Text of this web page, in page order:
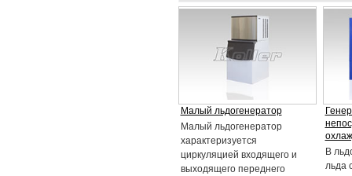
Малый льдогенератор
Малый льдогенератор
характеризуется
циркуляцией входящего и
выходящего переднего
В
льда